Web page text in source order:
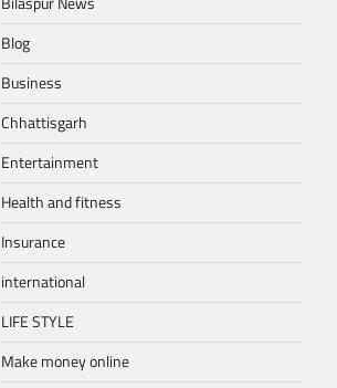
Blog
Business
Chhattisgarh
Entertainment
Health and fitness
Insurance
international
LIFE STYLE
Make money online